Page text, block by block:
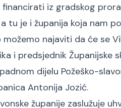
iz gradskog
tu je i županija koja nam
možemo najaviti da će se
i predsjednik Županijske
dijelu Požeško-
Antonija Jozić.
županije zaslužuje